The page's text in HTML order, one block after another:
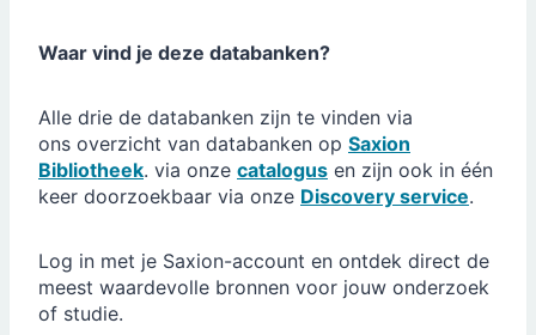
Waar vind je deze databanken?
Alle drie de databanken zijn te vinden via
ons overzicht van databanken op Saxion
Bibliotheek. via onze catalogus en zijn ook in één
keer doorzoekbaar via onze Discovery service.
Log in met je Saxion-account en ontdek direct de
meest waardevolle bronnen voor jouw onderzoek
of studie.